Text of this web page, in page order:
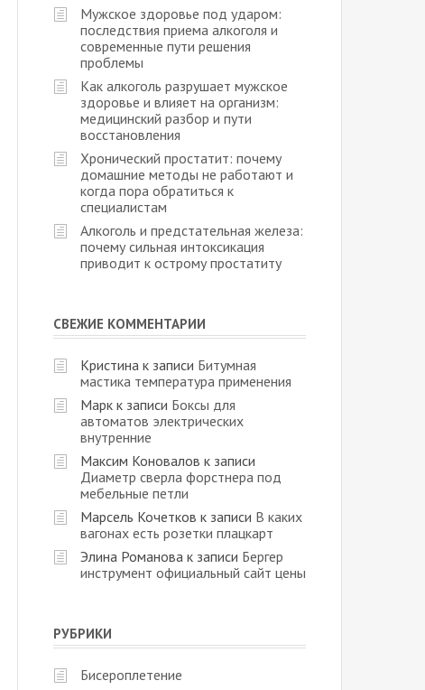
Мужское здоровье под ударом:
последствия приема алкоголя и
современные пути решения
проблемы
Как алкоголь разрушает мужское
здоровье и влияет на организм:
медицинский разбор и пути
восстановления
Хронический простатит: почему
домашние методы не работают и
когда пора обратиться к
специалистам
Алкоголь и предстательная железа:
почему сильная интоксикация
приводит к острому простатиту
СВЕЖИЕ КОММЕНТАРИИ
Кристина к записи Битумная
мастика температура применения
Марк к записи Боксы для
автоматов электрических
внутренние
Максим Коновалов к записи
Диаметр сверла форстнера под
мебельные петли
Марсель Кочетков к записи В каких
вагонах есть розетки плацкарт
Элина Романова к записи Бергер
инструмент официальный сайт цены
РУБРИКИ
Бисероплетение